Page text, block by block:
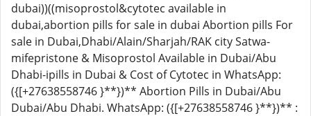
dubai))((misoprostol&cytotec available in
dubai,abortion pills for sale in dubai Abortion pills For
sale in Dubai,Dhabi/Alain/Sharjah/RAK city Satwa-
mifepristone & Misoprostol Available in Dubai/Abu
Dhabi-ipills in Dubai & Cost of Cytotec in WhatsApp:
({[+27638558746 }**})** Abortion Pills in Dubai/Abu
Dubai/Abu Dhabi. WhatsApp: ({[+27638558746 }**})** :